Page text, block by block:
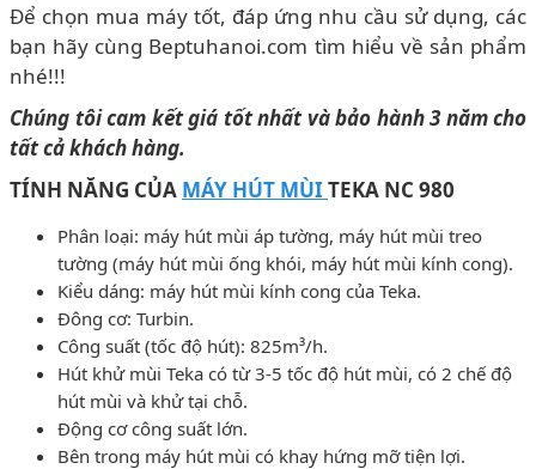
Để chọn mua máy tốt, đáp ứng nhu cầu sử dụng, các
bạn hãy cùng Beptuhanoi.com tìm hiểu về sản phẩm
nhé!!!
Chúng tôi cam kết giá tốt nhất và bảo hành 3 năm cho
tất cả khách hàng.
TÍNH NĂNG CỦA MÁY HÚT MÙI TEKA NC 980
Phân loại: máy hút mùi áp tường, máy hút mùi treo
tường (máy hút mùi ống khói, máy hút mùi kính cong).
Kiểu dáng: máy hút mùi kính cong của Teka.
Đông cơ: Turbin.
Công suất (tốc độ hút): 825m³/h.
Hút khử mùi Teka có từ 3-5 tốc độ hút mùi, có 2 chế độ
hút mùi và khử tại chỗ.
Động cơ công suất lớn.
Bên trong máy hút mùi có khay hứng mỡ tiện lợi.